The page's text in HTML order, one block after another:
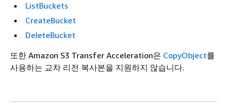
ListBuckets
CreateBucket
DeleteBucket
또한 Amazon S3 Transfer Acceleration은 CopyObject를
사용하는 교차 리전 복사본을 지원하지 않습니다.